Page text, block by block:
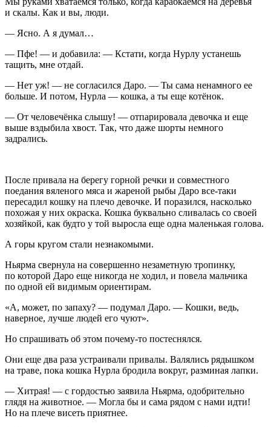
и скалы. Как и вы, люди.
— Ясно. А я думал…
— Пфе! — и добавила: — Кстати, когда Нурлу устанешь
тащить, мне отдай.
— Нет уж! — не согласился Даро. — Ты сама ненамного ее
больше. И потом, Нурла — кошка, а ты еще котёнок.
— От человечёнка слышу! — отпарировала девочка и еще
выше вздыбила хвост. Так, что даже шорты немного
задрались.
После привала на берегу горной речки и совместного
поедания вяленого мяса и жареной рыбы Даро все-таки
пересадил кошку на плечо девочке. И поразился, насколько
похожая у них окраска. Кошка буквально сливалась со своей
хозяйкой, как будто у той выросла еще одна маленькая голова.
А горы кругом стали незнакомыми.
Ньярма свернула на совершенно незаметную тропинку,
по которой Даро еще никогда не ходил, и повела мальчика
по одной ей видимым ориентирам.
«А, может, по запаху? — подумал Даро. — Кошки, ведь,
наверное, лучше людей его чуют».
Но спрашивать об этом почему-то постеснялся.
Они еще два раза устраивали привалы. Валялись рядышком
на траве, пока кошка Нурла бродила вокруг, разминая лапки.
— Хитрая! — с гордостью заявила Ньярма, одобрительно
глядя на животное. — Могла бы и сама рядом с нами идти!
Но на плече висеть приятнее.